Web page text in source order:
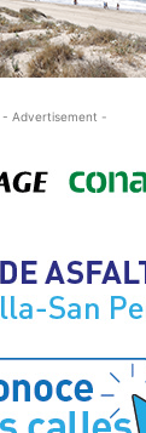
- Advertisement -